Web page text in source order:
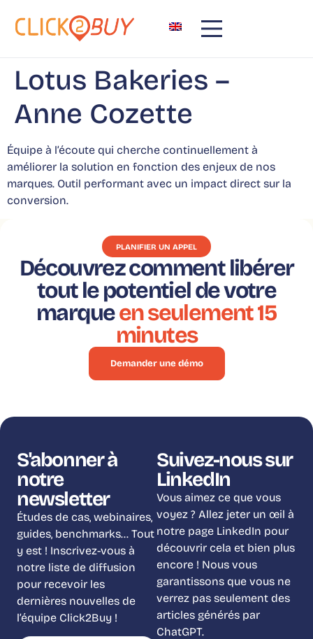
principal
Lotus Bakeries –
Anne Cozette
Équipe à l’écoute qui cherche continuellement à
améliorer la solution en fonction des enjeux de nos
marques. Outil performant avec un impact direct sur la
conversion.
PLANIFIER UN APPEL
Découvrez comment libérer
tout le potentiel de votre
marqueen seulement 15
minutes
Demander une démo
S'abonner à
notre
newsletter
Études de cas, webinaires,
guides, benchmarks… Tout
y est ! Inscrivez-vous à
notre liste de diffusion
pour recevoir les
dernières nouvelles de
l’équipe Click2Buy !
Suivez-nous sur
LinkedIn
Vous aimez ce que vous
voyez ? Allez jeter un œil à
notre page LinkedIn pour
découvrir cela et bien plus
encore ! Nous vous
garantissons que vous ne
verrez pas seulement des
articles générés par
ChatGPT.